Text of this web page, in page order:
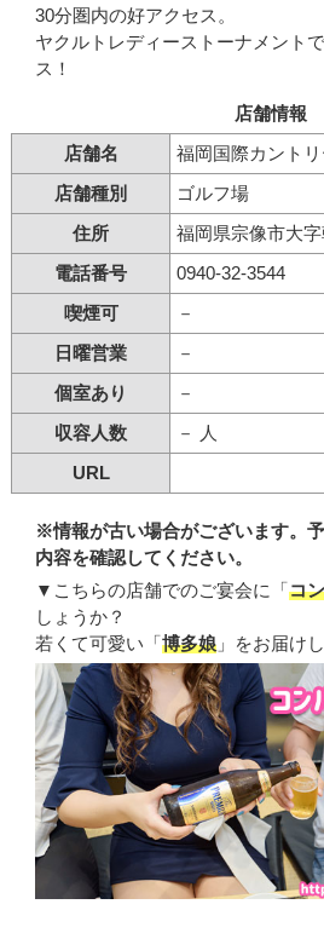
30分圏内の好アクセス。
ヤクルトレディーストーナメント
ス！
店舗情報
店舗名
福岡国際カント
店舗種別
ゴルフ場
住所
福岡県宗像市大
電話番号
0940-32-3544
喫煙可
－
日曜営業
－
個室あり
－
収容人数
－ 人
URL
※情報が古い場合がございます。
内容を確認してください。
▼こちらの店舗でのご宴会に「コ
しょうか？
若くて可愛い「博多娘」をお届け